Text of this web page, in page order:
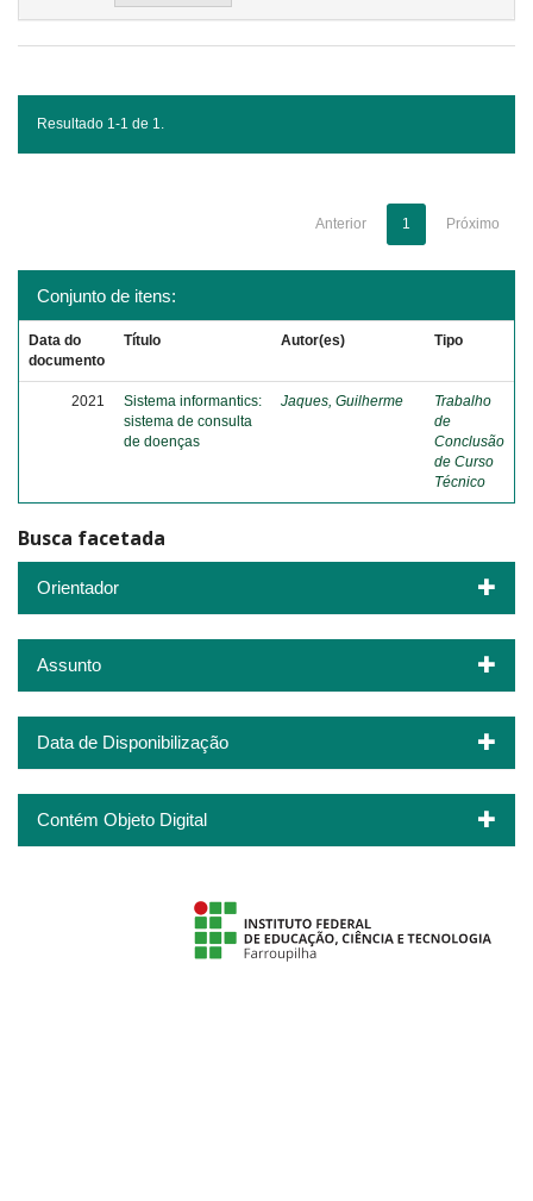
Resultado 1-1 de 1.
Anterior 1 Próximo
Conjunto de itens:
Data do
documento
Título Autor(es) Tipo
2021
Sistema informantics:
sistema de consulta
de doenças
Jaques, Guilherme
Trabalho
de
Conclusão
de Curso
Técnico
Busca facetada
Orientador
Assunto
Data de Disponibilização
Contém Objeto Digital